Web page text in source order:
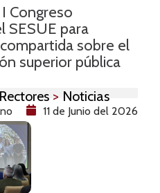
Congreso
SESUE para
sobre el
superior pública
> Noticias
11 de Junio del 2026
PUBLICACIONES
COMUNICACIÓN